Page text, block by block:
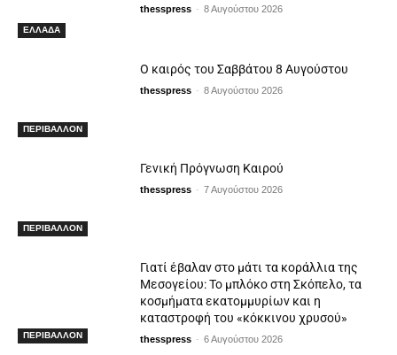
ΕΛΛΑΔΑ
thesspress - 8 Αυγούστου 2026
ΠΕΡΙΒΑΛΛΟΝ
Ο καιρός του Σαββάτου 8 Αυγούστου
thesspress - 8 Αυγούστου 2026
ΠΕΡΙΒΑΛΛΟΝ
Γενική Πρόγνωση Καιρού
thesspress - 7 Αυγούστου 2026
ΠΕΡΙΒΑΛΛΟΝ
Γιατί έβαλαν στο μάτι τα κοράλλια της
Μεσογείου: Το μπλόκο στη Σκόπελο, τα
κοσμήματα εκατομμυρίων και η
καταστροφή του «κόκκινου χρυσού»
thesspress - 6 Αυγούστου 2026